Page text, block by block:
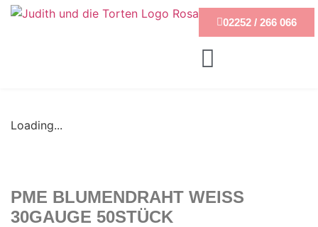
02252 / 266 066
Loading...
PME BLUMENDRAHT WEISS
30GAUGE 50STÜCK